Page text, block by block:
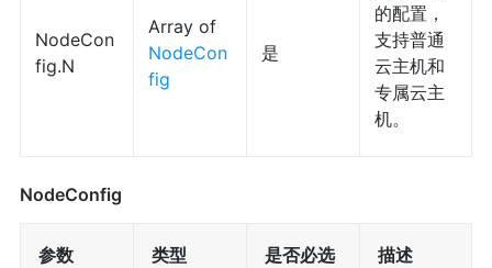
NodeCon
fig.N
Array of
NodeCon
fig
是
的配置，
支持普通
云主机和
专属云主
机。
NodeConfig
参数 类型 是否必选 描述